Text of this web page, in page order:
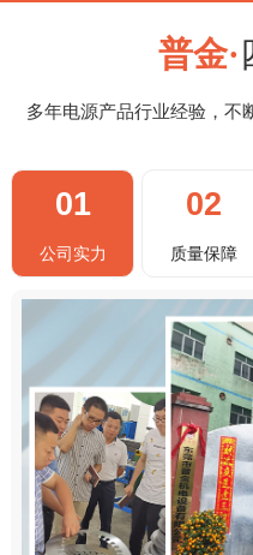
普金·
多年电源产品行业经验，不
01
公司实力
02
质量保障